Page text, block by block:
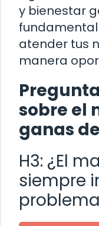
y bienestar
atender tus
manera
sobre el
ganas
H3: ¿El
siempre